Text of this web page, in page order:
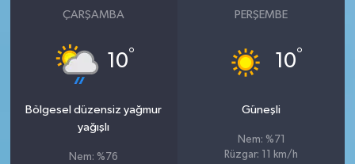
ÇARŞAMBA
10°
Bölgesel düzensiz yağmur
yağışlı
Nem: %76
PERŞEMBE
10°
Güneşli
Nem: %71
Rüzgar: 11 km/h